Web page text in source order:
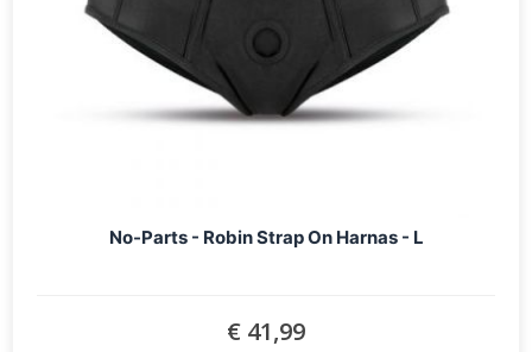
No-Parts - Robin Strap On Harnas - L
€ 41,99